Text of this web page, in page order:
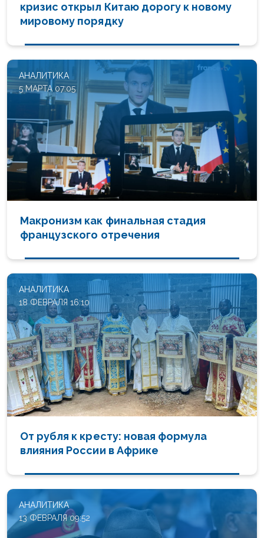
кризис открыл Китаю дорогу к новому
мировому порядку
АНАЛИТИКА
5 МАРТА 07:05
Макронизм как финальная стадия
французского отречения
АНАЛИТИКА
18 ФЕВРАЛЯ 16:10
От рубля к кресту: новая формула
влияния России в Африке
АНАЛИТИКА
13 ФЕВРАЛЯ 09:52